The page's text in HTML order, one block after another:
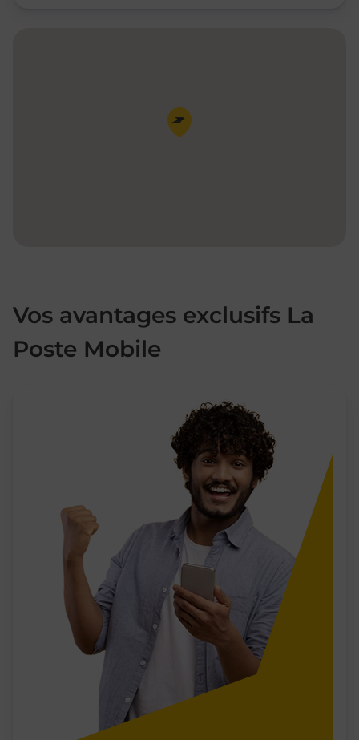
Pin de la carte
Vos avantages exclusifs La
Poste Mobile